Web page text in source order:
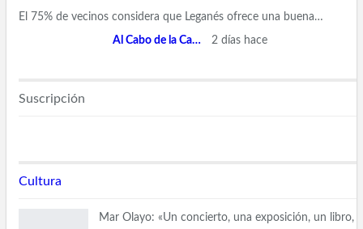
El 75% de vecinos considera que Leganés ofrece una buena…
Al Cabo de la Calle 2 días hace
Suscripción
Cultura
Mar Olayo: «Un concierto, una exposición, un libro,